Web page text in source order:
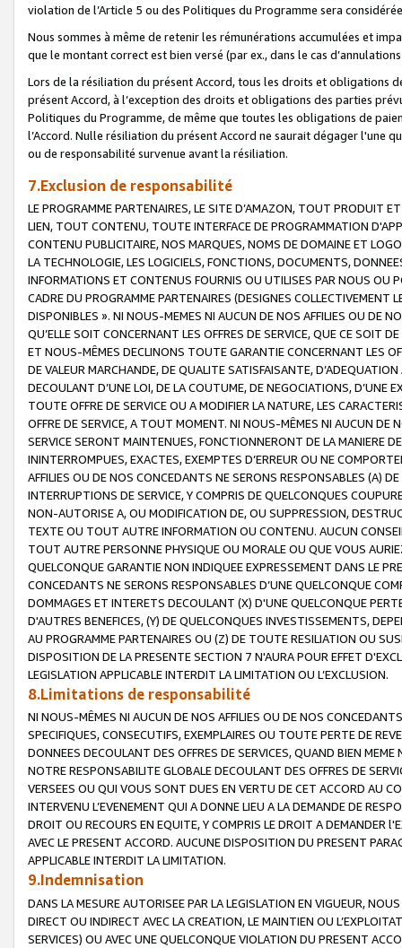
violation de l’Article 5 ou des Politiques du Programme sera
Nous sommes à même de retenir les rémunérations accumulées et
que le montant correct est bien versé (par ex., dans le cas
Lors de la résiliation du présent Accord, tous les droits et obligations
présent Accord, à l’exception des droits et obligations des parties
Politiques du Programme, de même que toutes les obligations de
l’Accord. Nulle résiliation du présent Accord ne saurait dégager l'une
ou de responsabilité survenue avant la résiliation.
7.Exclusion de responsabilité
LE PROGRAMME PARTENAIRES, LE SITE D’AMAZON, TOUT PRODUIT
LIEN, TOUT CONTENU, TOUTE INTERFACE DE PROGRAMMATION
CONTENU PUBLICITAIRE, NOS MARQUES, NOMS DE DOMAINE ET
LA TECHNOLOGIE, LES LOGICIELS, FONCTIONS, DOCUMENTS,
INFORMATIONS ET CONTENUS FOURNIS OU UTILISES PAR NOUS OU
CADRE DU PROGRAMME PARTENAIRES (DESIGNES COLLECTIVEMENT
DISPONIBLES ». NI NOUS-MEMES NI AUCUN DE NOS AFFILIES OU DE
QU’ELLE SOIT CONCERNANT LES OFFRES DE SERVICE, QUE CE SOIT
ET NOUS-MÊMES DECLINONS TOUTE GARANTIE CONCERNANT LES
DE VALEUR MARCHANDE, DE QUALITE SATISFAISANTE,
DECOULANT D’UNE LOI, DE LA COUTUME, DE NEGOCIATIONS, D’UNE
TOUTE OFFRE DE SERVICE OU A MODIFIER LA NATURE, LES
OFFRE DE SERVICE, A TOUT MOMENT. NI NOUS-MÊMES NI AUCUN DE
SERVICE SERONT MAINTENUES, FONCTIONNERONT DE LA MANIERE
ININTERROMPUES, EXACTES, EXEMPTES D’ERREUR OU NE
AFFILIES OU DE NOS CONCEDANTS NE SERONS RESPONSABLES (A)
INTERRUPTIONS DE SERVICE, Y COMPRIS DE QUELCONQUES
NON-AUTORISE A, OU MODIFICATION DE, OU SUPPRESSION,
TEXTE OU TOUT AUTRE INFORMATION OU CONTENU. AUCUN
TOUT AUTRE PERSONNE PHYSIQUE OU MORALE OU QUE VOUS
QUELCONQUE GARANTIE NON INDIQUEE EXPRESSEMENT DANS LE
CONCEDANTS NE SERONS RESPONSABLES D’UNE QUELCONQUE
DOMMAGES ET INTERETS DECOULANT (X) D'UNE QUELCONQUE
D'AUTRES BENEFICES, (Y) DE QUELCONQUES INVESTISSEMENTS,
AU PROGRAMME PARTENAIRES OU (Z) DE TOUTE RESILIATION OU
DISPOSITION DE LA PRESENTE SECTION 7 N'AURA POUR EFFET
LEGISLATION APPLICABLE INTERDIT LA LIMITATION OU L’EXCLUSION.
8.Limitations de responsabilité
NI NOUS-MÊMES NI AUCUN DE NOS AFFILIES OU DE NOS
SPECIFIQUES, CONSECUTIFS, EXEMPLAIRES OU TOUTE PERTE DE
DONNEES DECOULANT DES OFFRES DE SERVICES, QUAND BIEN
NOTRE RESPONSABILITE GLOBALE DECOULANT DES OFFRES DE
VERSEES OU QUI VOUS SONT DUES EN VERTU DE CET ACCORD AU
INTERVENU L’EVENEMENT QUI A DONNE LIEU A LA DEMANDE DE
DROIT OU RECOURS EN EQUITE, Y COMPRIS LE DROIT A DEMANDER
AVEC LE PRESENT ACCORD. AUCUNE DISPOSITION DU PRESENT
APPLICABLE INTERDIT LA LIMITATION.
9.Indemnisation
DANS LA MESURE AUTORISEE PAR LA LEGISLATION EN VIGUEUR,
DIRECT OU INDIRECT AVEC LA CREATION, LE MAINTIEN OU
SERVICES) OU AVEC UNE QUELCONQUE VIOLATION DU PRESENT